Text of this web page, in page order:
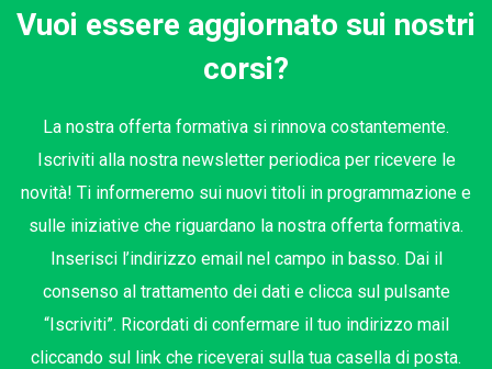
Vuoi essere aggiornato sui nostri
corsi?
La nostra offerta formativa si rinnova costantemente.
Iscriviti alla nostra newsletter periodica per ricevere le
novità! Ti informeremo sui nuovi titoli in programmazione e
sulle iniziative che riguardano la nostra offerta formativa.
Inserisci l’indirizzo email nel campo in basso. Dai il
consenso al trattamento dei dati e clicca sul pulsante
“Iscriviti”. Ricordati di confermare il tuo indirizzo mail
cliccando sul link che riceverai sulla tua casella di posta.